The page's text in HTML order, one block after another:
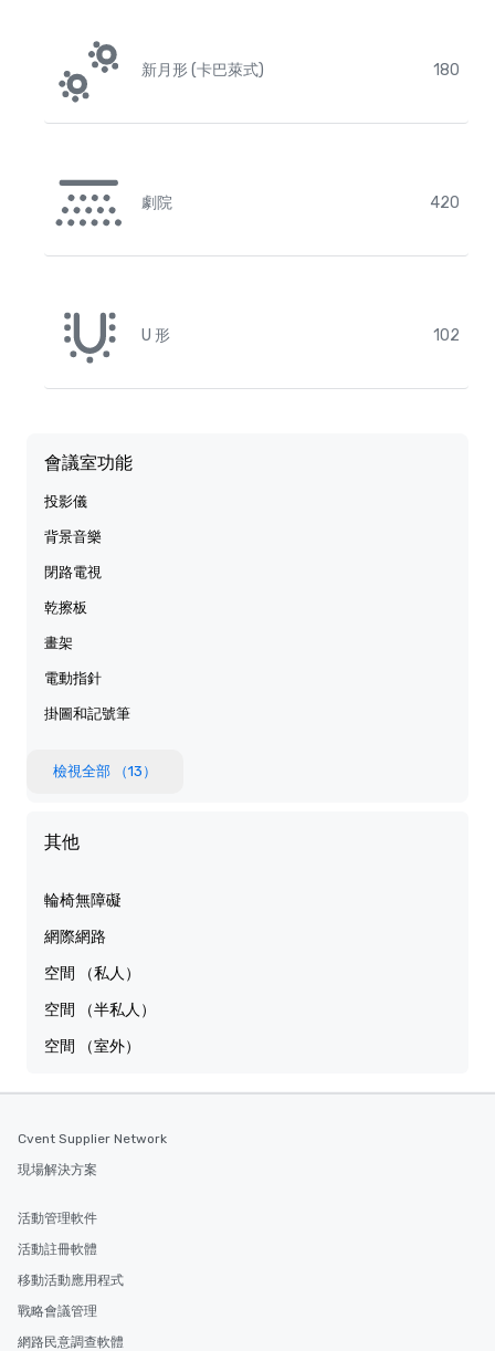
新月形 (卡巴萊式) 180
劇院 420
U 形 102
會議室功能
投影儀
背景音樂
閉路電視
乾擦板
畫架
電動指針
掛圖和記號筆
檢視全部 （13）
其他
輪椅無障礙
網際網路
空間 （私人）
空間 （半私人）
空間 （室外）
Cvent Supplier Network
現場解決方案
活動管理軟件
活動註冊軟體
移動活動應用程式
戰略會議管理
網路民意調查軟體